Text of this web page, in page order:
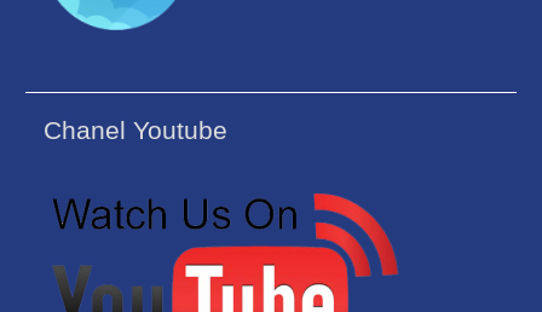
Chanel Youtube